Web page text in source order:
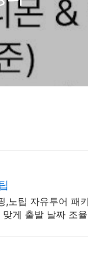
,노팁 자유투어 패
게 출발 날짜 조율